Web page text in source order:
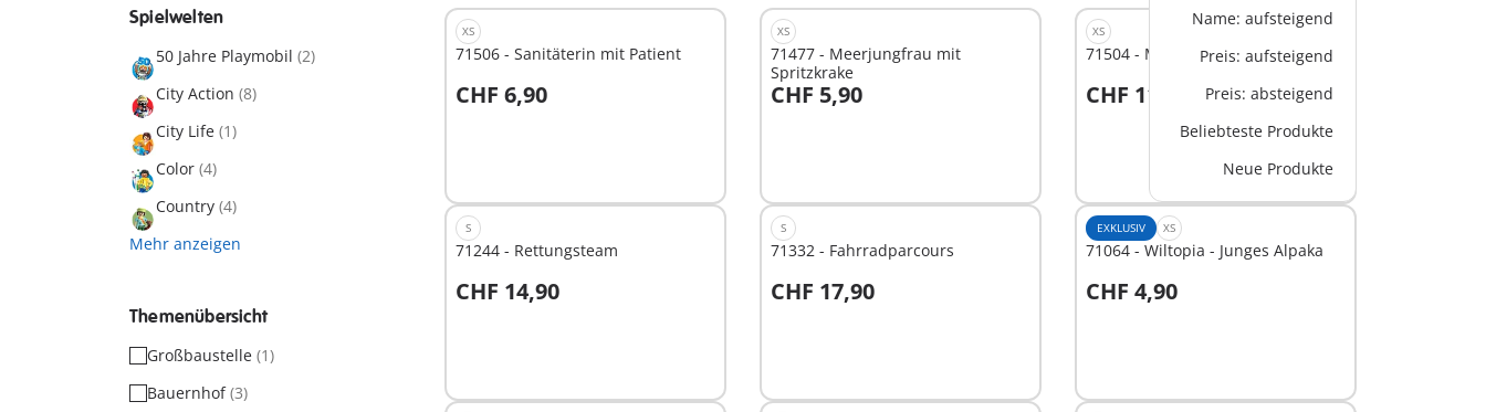
Name: aufsteigend
Preis: aufsteigend
Preis: absteigend
Beliebteste Produkte
Neue Produkte
Spielwelten
50 Jahre Playmobil (2)
City Action (8)
City Life (1)
Color (4)
Country (4)
Mehr anzeigen
Themenübersicht
Großbaustelle (1)
Bauernhof(3)
XS
71506 - Sanitäterin mit Patient
CHF 6,90
In den Warenkorb
XS
71477 - Meerjungfrau mit
Spritzkrake
CHF 5,90
In den Warenkorb
XS
71504 - Meerkinder mit Quallen
CHF 11,90
In den Warenkorb
S
71244 - Rettungsteam
CHF 14,90
In den Warenkorb
S
71332 - Fahrradparcours
CHF 17,90
In den Warenkorb
EXKLUSIV XS
71064 - Wiltopia - Junges Alpaka
CHF 4,90